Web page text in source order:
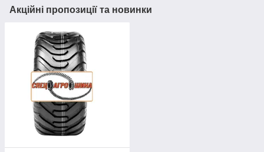
Акційні пропозиції та новинки